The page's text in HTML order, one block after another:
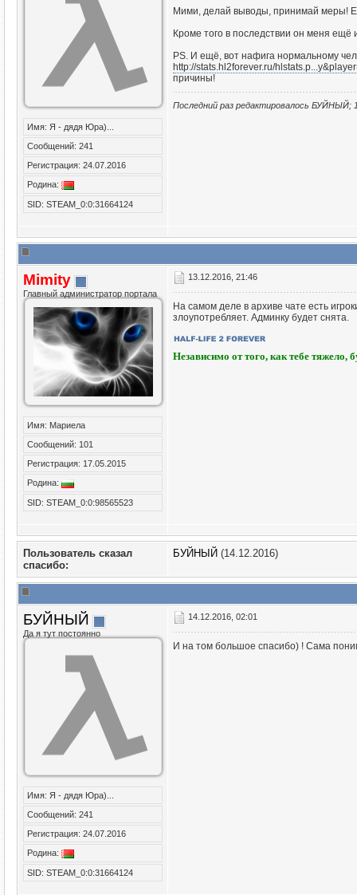
Имя: Я - дядя Юра)...
Сообщений: 241
Регистрация: 24.07.2016
Родина:
SID: STEAM_0:0:31664124
Мими, делай выводы, принимай меры!
Кроме того в последствии он меня
PS. И ещё, вот нафига нормальному
http://stats.hl2forever.ru/
причины!
Последний раз редактировалось БУЙНЫЙ;
Mimity
Главный администратор портала
Имя: Мариела
Сообщений: 101
Регистрация: 17.05.2015
Родина:
SID: STEAM_0:0:98565523
13.12.2016, 21:46
На самом деле в архиве чате есть
злоупотребляет. Админку будет снята.
Независимо от того, как тебе тяжело,
Пользователь сказал
cпасибо:
БУЙНЫЙ (14.12.2016)
БУЙНЫЙ
Да я тут постоянно
Имя: Я - дядя Юра)...
Сообщений: 241
Регистрация: 24.07.2016
Родина:
SID: STEAM_0:0:31664124
14.12.2016, 02:01
И на том большое спасибо) ! Сама